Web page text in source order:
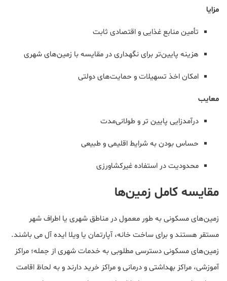
مزایا
تأمین منابع غذایی و اقتصادی ثابت
هزینه پایین‌تر برای نگهداری در مقایسه با زمین‌های شهری
امکان اخذ تسهیلات و حمایت‌های دولتی
معایب
درآمدزایی پایین تر و طولانی‌مدت
حساس بودن به شرایط اقلیمی و طبیعی
محدودیت در استفاده غیرکشاورزی
مقایسه کامل زمین‌ها
زمین‌های مسکونی به طور معمول در مناطق شهری یا اطراف شهر
مستقر هستند و برای ساخت خانه، آپارتمان یا ویلا ایده آل می باشند.
زمین‌های مسکونی دسترسی مطلوبی به خدمات شهری از جمله؛ مراکز
آموزشی، مراکز بهداشتی و درمانی و مراکز خرید دارند و به لحاظ اقامت